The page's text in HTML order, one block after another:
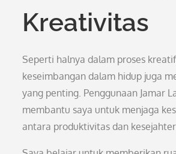
Kreativitas
Seperti halnya dalam proses
keseimbangan dalam hidup juga
yang penting. Penggunaan Jamar
membantu saya untuk menjaga
antara produktivitas dan